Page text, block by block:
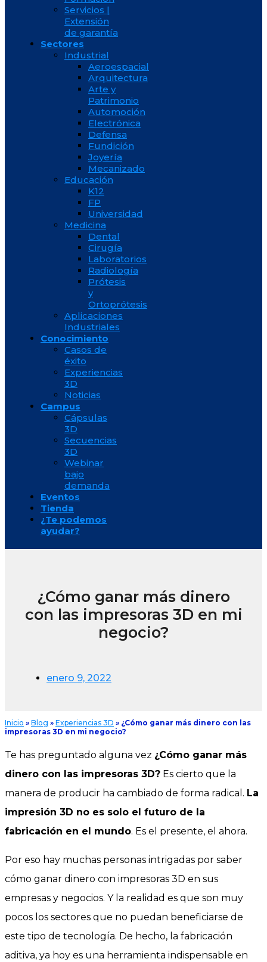
Servicios |
Extensión
de garantía
Sectores
Industrial
Aeroespacial
Arquitectura
Arte y
Patrimonio
Automoción
Electrónica
Defensa
Fundición
Joyería
Mecanizado
Educación
K12
FP
Universidad
Medicina
Dental
Cirugía
Laboratorios
Radiología
Prótesis
y
Ortoprótesis
Aplicaciones
Industriales
Conocimiento
Casos de
éxito
Experiencias
3D
Noticias
Campus
Cápsulas
3D
Secuencias
3D
Webinar
bajo
demanda
Eventos
Tienda
¿Te podemos
ayudar?
¿Cómo ganar más dinero
con las impresoras 3D en mi
negocio?
enero 9, 2022
Inicio » Blog » Experiencias 3D » ¿Cómo ganar más dinero con las
impresoras 3D en mi negocio?
Te has preguntado alguna vez ¿Cómo ganar más
dinero con las impresoras 3D? Es cierto que la
manera de producir ha cambiado de forma radical. La
impresión 3D no es solo el futuro de la
fabricación en el mundo. Es el presente, el ahora.
Por eso hay muchas personas intrigadas por saber
cómo ganar dinero con impresoras 3D en sus
empresas y negocios. Y la realidad es que son muy
pocos los sectores que no puedan beneficiarse de
este tipo de tecnología. De hecho, la fabricación
aditiva, ya hoy es una herramienta indispensable en